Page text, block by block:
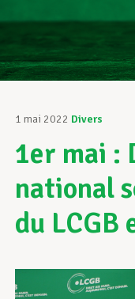
1 mai 2022 Divers
1er mai :
national
du LCGB